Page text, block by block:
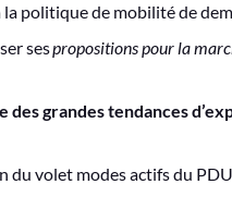
politique de mobilité de
sespropositions pour la
des grandes tendances
du volet modes actifs du